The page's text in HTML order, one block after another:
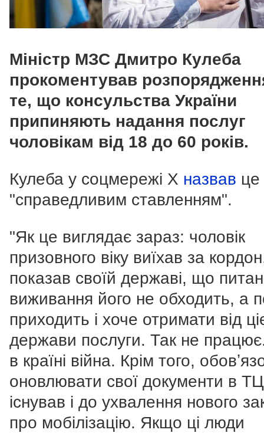
Міністр МЗС Дмитро Кулеба
прокоментував
те, що консульства України
припиняють надання послуг
чоловікам від 18 до 60 років.
Кулеба у соцмережі X назвав це
"справедливим ставленням".
"Як це виглядає зараз: чоловік
призовного віку виїхав за
показав своїй державі, що
виживання його не обходить, а
приходить і хоче отримати від
держави послуги. Так не
в країні війна. Крім того,
оновлювати свої документи в
існував і до ухвалення нового
про мобілізацію. Якщо ці люди